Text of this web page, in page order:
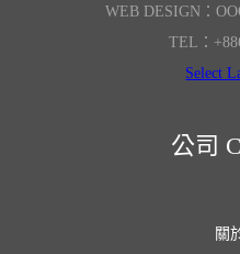
WEB DESIGN：
TEL：
Select
公司
關